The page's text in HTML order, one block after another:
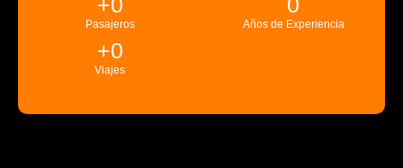
Pasajeros Años de Experiencia
Viajes
+0